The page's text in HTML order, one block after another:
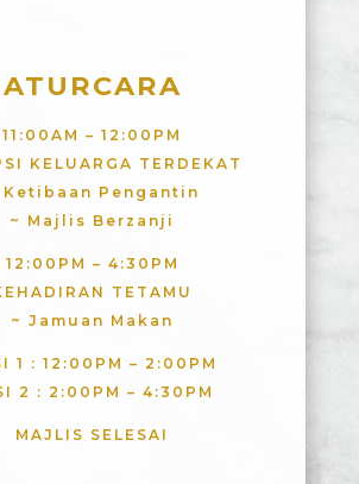
ATURCARA
11:00AM – 12:00PM
KELUARGA TERDEKAT
Ketibaan Pengantin
~ Majlis Berzanji
12:00PM – 4:30PM
TETAMU
~ Jamuan Makan
1 : 12:00PM – 2:00PM
2 : 2:00PM – 4:30PM
MAJLIS SELESAI